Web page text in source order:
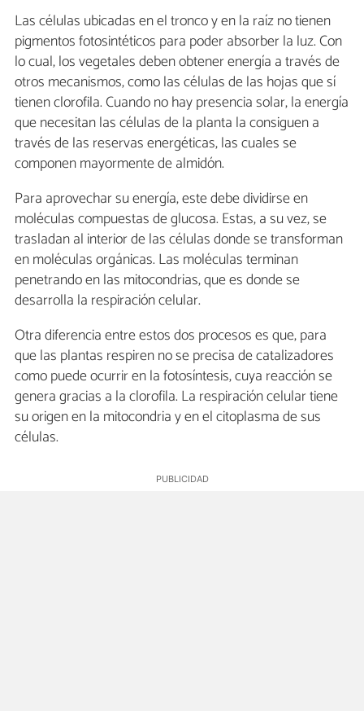
Las células ubicadas en el tronco y en la raíz no tienen
pigmentos fotosintéticos para poder absorber la luz. Con
lo cual, los vegetales deben obtener energía a través de
otros mecanismos, como las células de las hojas que sí
tienen clorofila. Cuando no hay presencia solar, la energía
que necesitan las células de la planta la consiguen a
través de las reservas energéticas, las cuales se
componen mayormente de almidón.
Para aprovechar su energía, este debe dividirse en
moléculas compuestas de glucosa. Estas, a su vez, se
trasladan al interior de las células donde se transforman
en moléculas orgánicas. Las moléculas terminan
penetrando en las mitocondrias, que es donde se
desarrolla la respiración celular.
Otra diferencia entre estos dos procesos es que, para
que las plantas respiren no se precisa de catalizadores
como puede ocurrir en la fotosíntesis, cuya reacción se
genera gracias a la clorofila. La respiración celular tiene
su origen en la mitocondria y en el citoplasma de sus
células.